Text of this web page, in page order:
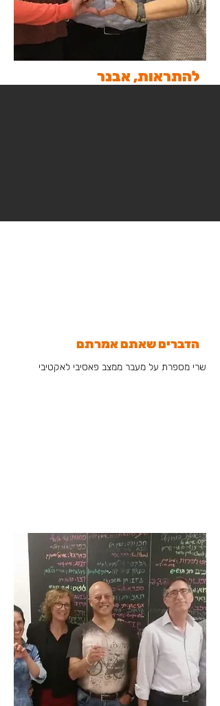
להתראות, אבנר
הדברים שאתם אמרתם
שרי מספרת על מעבר ממצב פאסיבי לאקטיבי
הדברים שאתם אמרתם
רן מספר על ניהול תהליך חיפוש עבודה כפרוייקט